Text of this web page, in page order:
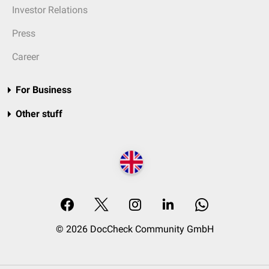
multiprofessionellen Team, das Sie vom ersten Tag an
eine übersichtliche Klinikstruktur mit kurzen
die Möglichkeit, bestehende Kenntnisse und
Erfahrungen durch Hospitationen zu erweitern
Nebentätigkeiten sind möglich
vermögenswirksame Leistungen
und Profilierung der Klinik mitwirken zu können
eine Region mit umfassenden Wohnungsangeboten
und Kinderbetreuungsmöglichkeiten, günstigen
Freizeitangeboten
Investor Relations
Press
Career
For Business
Other stuff
© 2026 DocCheck Community GmbH